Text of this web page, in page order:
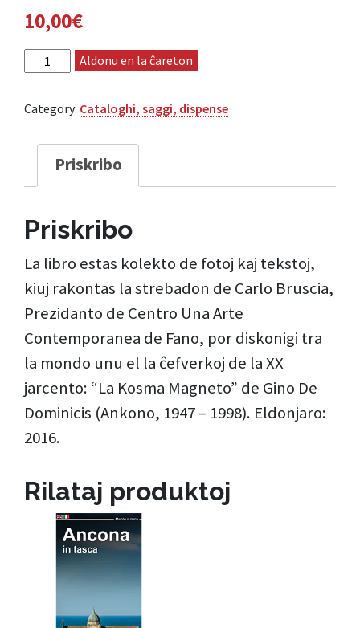
10,00€
Katalogo Oltre il limite, Il viaggio con la Calamita
Cosmica di Gino De Dominicis (2000 – 2010) quantity
Aldonu en la ĉareton
Category: Cataloghi, saggi, dispense
Priskribo
Priskribo
La libro estas kolekto de fotoj kaj tekstoj,
kiuj rakontas la strebadon de Carlo Bruscia,
Prezidanto de Centro Una Arte
Contemporanea de Fano, por diskonigi tra
la mondo unu el la ĉefverkoj de la XX
jarcento: “La Kosma Magneto” de Gino De
Dominicis (Ankono, 1947 – 1998). Eldonjaro:
2016.
Rilataj produktoj